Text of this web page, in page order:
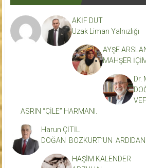
AKİF DUT
Uzak Liman Yalnızlığı
AYŞE
MAHŞER
Dr.
ASRIN “ÇİLE” HARMANI.
Harun ÇİTİL
DOĞAN BOZKURT’UN ARDIDAN
HAŞİM KALENDER